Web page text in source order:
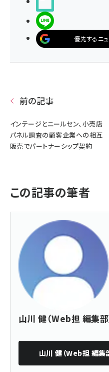
優先するニ
前の記事
インテージとニールセン、小売店
パネル調査の顧客企業への相互
販売でパートナーシップ契約
この記事の筆者
山川 健（Web担 編集部
山川 健（Web担 編集